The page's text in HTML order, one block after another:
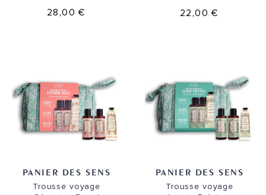
28,00 € 22,00 €
PANIER DES SENS
Trousse voyage
PANIER DES SENS
Trousse voyage